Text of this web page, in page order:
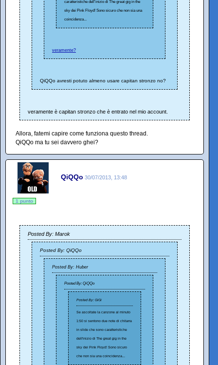
caratteristiche dell'inizio di The great gig in the
sky dei Pink Floyd! Sono sicuro che non sia una
coincidenza...
veramente?
QiQQo avresti potuto almeno usare capitan stronzo no?
veramente è capitan stronzo che è entrato nel mio account.
Allora, fatemi capire come funziona questo thread.
QiQQo ma tu sei davvero ghei?
QiQQo 30/07/2013, 13:48
1 punto
Posted By: Marok
Posted By: QiQQo
Posted By: Huber
Posted By: QiQQo
Posted By: GiGi
Se ascoltate la canzone al minuto
1:50 si sentono due note di chitarra
in slide che sono caratteristiche
dell'inizio di The great gig in the
sky dei Pink Floyd! Sono sicuro
che non sia una coincidenza...